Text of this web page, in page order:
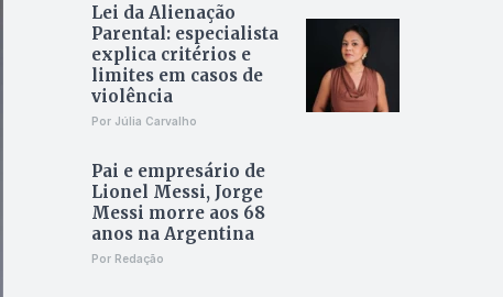
Lei da Alienação
Parental: especialista
explica critérios e
limites em casos de
violência
Por Júlia Carvalho
Pai e empresário de
Lionel Messi, Jorge
Messi morre aos 68
anos na Argentina
Por Redação